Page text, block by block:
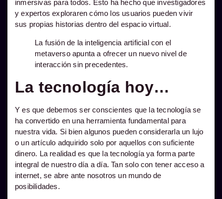
inmersivas para todos. Esto ha hecho que investigadores
y expertos exploraren cómo los usuarios pueden vivir
sus propias historias dentro del espacio virtual.
La fusión de la inteligencia artificial con el
metaverso apunta a ofrecer un nuevo nivel de
interacción sin precedentes.
La tecnología hoy…
Y es que debemos ser conscientes que la tecnología se
ha convertido en una herramienta fundamental para
nuestra vida. Si bien algunos pueden considerarla un lujo
o un artículo adquirido solo por aquellos con suficiente
dinero. La realidad es que la tecnología ya forma parte
integral de nuestro día a día. Tan solo con tener acceso a
internet, se abre ante nosotros un mundo de
posibilidades.